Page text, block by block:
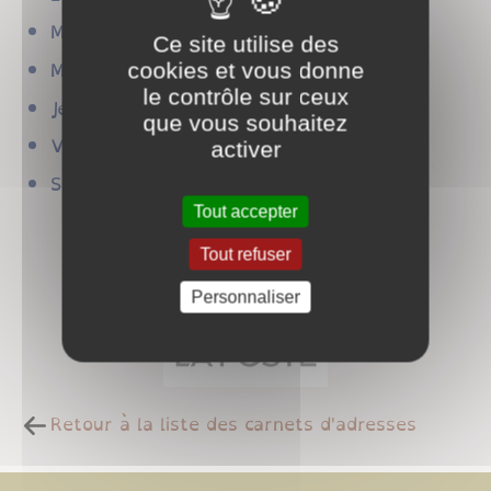
Mardi : 09h15 - 12h / 14h - 16h30.
Mercredi : 09h15 - 12h.
Jeudi : 09h15 - 12h / 14h - 16h30.
Vendredi : 09h15 - 12h / 14h - 16h30.
Samedi : 09h15 - 11h30.
Retour à la liste des carnets d'adresses
Ce site utilise des
cookies et vous donne
le contrôle sur ceux
que vous souhaitez
activer
Tout accepter
Tout refuser
Personnaliser